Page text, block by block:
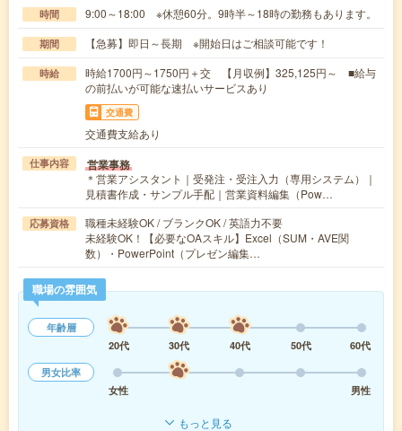
時間 9:00～18:00 ※休憩60分。9時半～18時の勤務もあります。
期間 【急募】即日～長期 ※開始日はご相談可能です！
時給
時給1700円～1750円＋交 【月収例】325,125円～ ■給与
の前払いが可能な速払いサービスあり
交通費
交通費支給あり
仕事内容 営業事務
＊営業アシスタント｜受発注・受注入力（専用システム）｜
見積書作成・サンプル手配｜営業資料編集（Pow…
応募資格
職種未経験OK / ブランクOK / 英語力不要
未経験OK！【必要なOAスキル】Excel（SUM・AVE関
数）・PowerPoint（プレゼン編集…
職場の雰囲気
年齢層
20代
30代 40代 50代
60代
男女比率
女性
男性
もっと見る